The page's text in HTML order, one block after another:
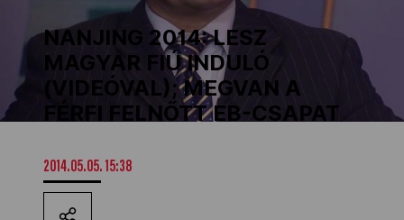
Los Angeles 2028
MOB
Kettőskarrier-program
NANJING 2014: LESZ
MAGYAR FIÚ INDULÓ
(VIDEÓVAL); MEGVAN A
FÉRFI FELNŐTT EB-CSAPAT
2014.05.05. 15:38